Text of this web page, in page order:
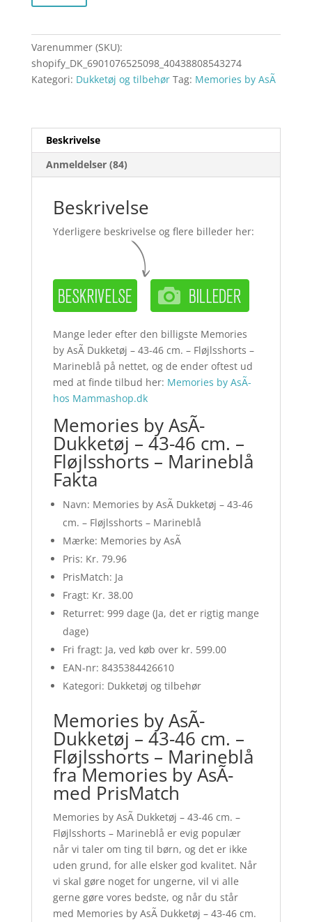
Varenummer (SKU):
shopify_DK_6901076525098_40438808543274
Kategori: Dukketøj og tilbehør Tag: Memories by AsÃ­
Beskrivelse
Anmeldelser (84)
Beskrivelse
Yderligere beskrivelse og flere billeder her:
Mange leder efter den billigste Memories
by AsÃ­ Dukketøj – 43-46 cm. – Fløjlsshorts –
Marineblå på nettet, og de ender oftest ud
med at finde tilbud her: Memories by AsÃ­
hos Mammashop.dk
Memories by AsÃ­
Dukketøj – 43-46 cm. –
Fløjlsshorts – Marineblå
Fakta
Navn: Memories by AsÃ­ Dukketøj – 43-46
cm. – Fløjlsshorts – Marineblå
Mærke: Memories by AsÃ­
Pris: Kr. 79.96
PrisMatch: Ja
Fragt: Kr. 38.00
Returret: 999 dage (Ja, det er rigtig mange
dage)
Fri fragt: Ja, ved køb over kr. 599.00
EAN-nr: 8435384426610
Kategori: Dukketøj og tilbehør
Memories by AsÃ­
Dukketøj – 43-46 cm. –
Fløjlsshorts – Marineblå
fra Memories by AsÃ­
med PrisMatch
Memories by AsÃ­ Dukketøj – 43-46 cm. –
Fløjlsshorts – Marineblå er evig populær
når vi taler om ting til børn, og det er ikke
uden grund, for alle elsker god kvalitet. Når
vi skal gøre noget for ungerne, vil vi alle
gerne gøre vores bedste, og når du står
med Memories by AsÃ­ Dukketøj – 43-46 cm.